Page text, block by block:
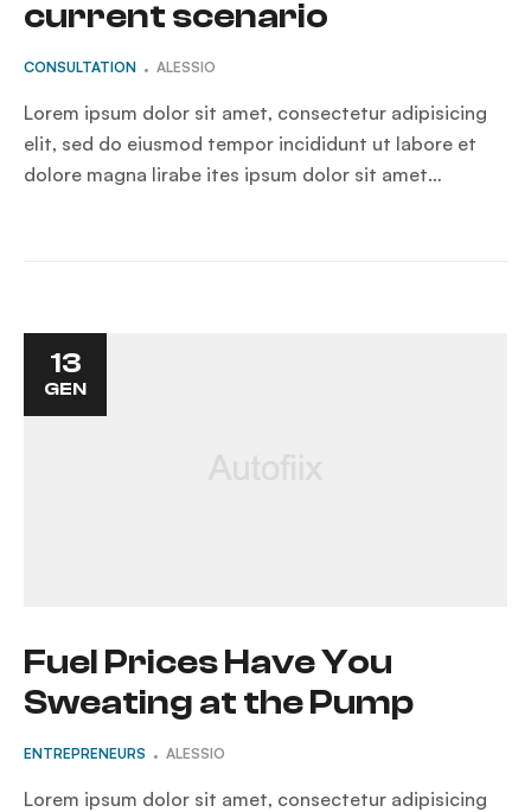
current scenario
CONSULTATION ALESSIO
Lorem ipsum dolor sit amet, consectetur adipisicing
elit, sed do eiusmod tempor incididunt ut labore et
dolore magna lirabe ites ipsum dolor sit amet…
13
GEN
Fuel Prices Have You
Sweating at the Pump
ENTREPRENEURS ALESSIO
Lorem ipsum dolor sit amet, consectetur adipisicing